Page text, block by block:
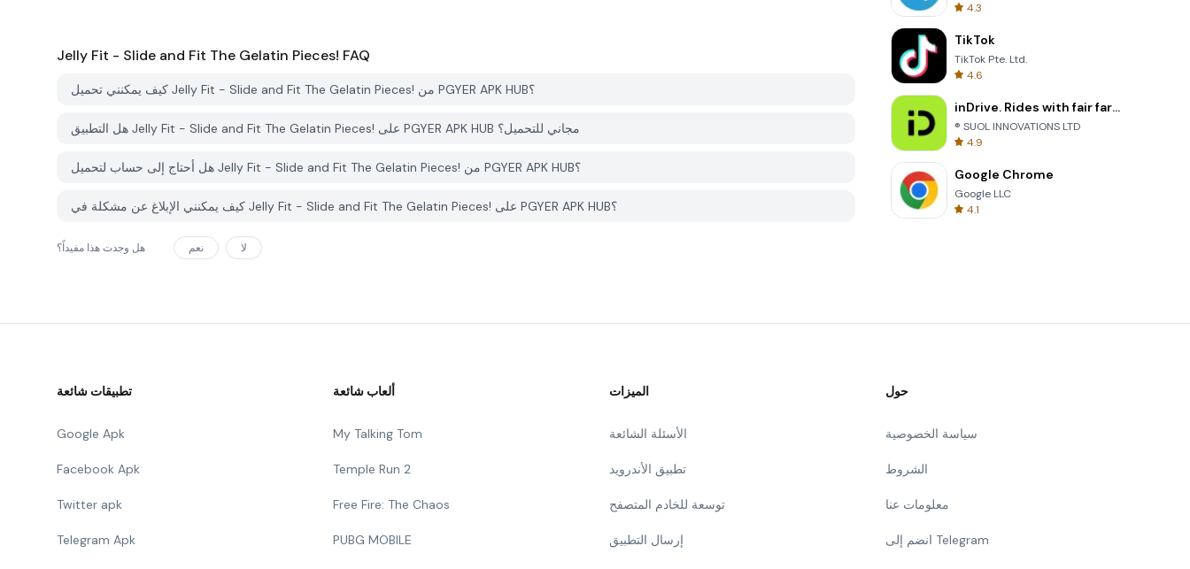
Jelly Fit - Slide and Fit The Gelatin Pieces! FAQ
كيف يمكنني تحميل Jelly Fit - Slide and Fit The Gelatin Pieces! من PGYER APK HUB؟
هل التطبيق Jelly Fit - Slide and Fit The Gelatin Pieces! على PGYER APK HUB مجاني للتحميل؟
هل أحتاج إلى حساب لتحميل Jelly Fit - Slide and Fit The Gelatin Pieces! من PGYER APK HUB؟
كيف يمكنني الإبلاغ عن مشكلة في Jelly Fit - Slide and Fit The Gelatin Pieces! على PGYER APK HUB؟
هل وجدت هذا مفيداً؟ نعم لا
4.3
TikTok
TikTok Pte. Ltd.
4.6
inDrive. Rides with fair fares
® SUOL INNOVATIONS LTD
4.9
Google Chrome
Google LLC
4.1
تطبيقات شائعة
Google Apk
Facebook Apk
Twitter apk
Telegram Apk
ألعاب شائعة
My Talking Tom
Temple Run 2
Free Fire: The Chaos
PUBG MOBILE
الميزات
الأسئلة الشائعة
تطبيق الأندرويد
توسعة للخادم المتصفح
إرسال التطبيق
حول
سياسة الخصوصية
الشروط
معلومات عنا
انضم إلى Telegram